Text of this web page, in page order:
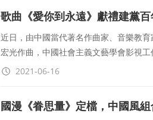
歌曲《愛你到永遠》獻禮建黨
近日，由中國當代著名作曲家、音樂教
宏光作曲，中國社會主義文藝學會影視
2021-06-16
國漫《眷思量》定檔，中國風